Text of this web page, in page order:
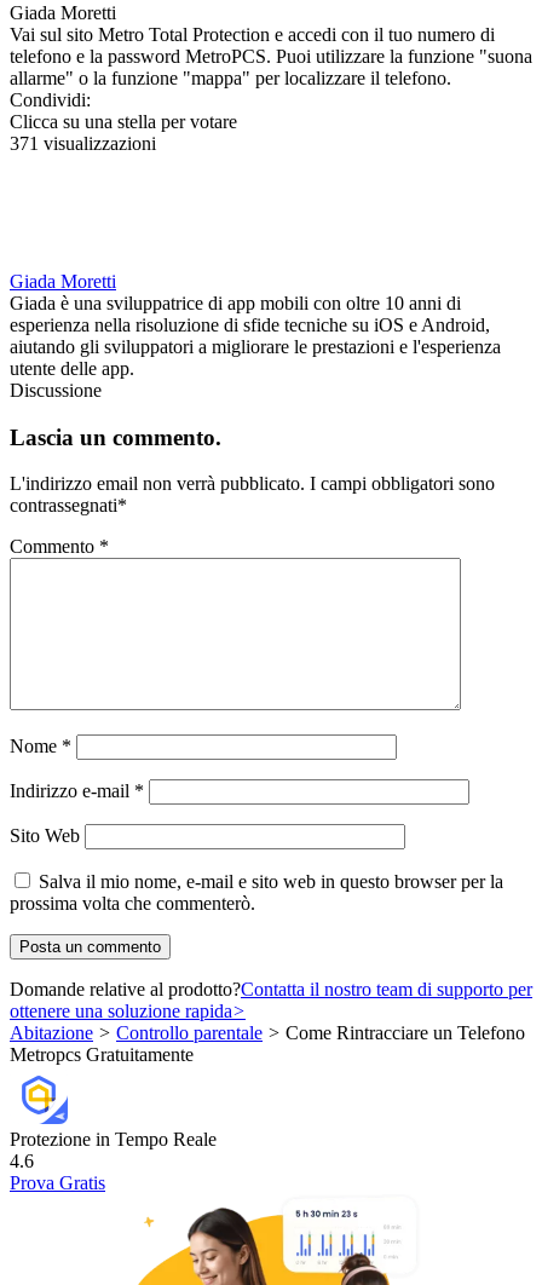
Giada Moretti
Vai sul sito Metro Total Protection e accedi con il tuo numero di
telefono e la password MetroPCS. Puoi utilizzare la funzione "suona
allarme" o la funzione "mappa" per localizzare il telefono.
Condividi:
Clicca su una stella per votare
371 visualizzazioni
Giada Moretti
Giada è una sviluppatrice di app mobili con oltre 10 anni di
esperienza nella risoluzione di sfide tecniche su iOS e Android,
aiutando gli sviluppatori a migliorare le prestazioni e l'esperienza
utente delle app.
Discussione
Lascia un commento.
L'indirizzo email non verrà pubblicato. I campi obbligatori sono
contrassegnati*
Commento *
Nome *
Indirizzo e-mail *
Sito Web
Salva il mio nome, e-mail e sito web in questo browser per la
prossima volta che commenterò.
Domande relative al prodotto?Contatta il nostro team di supporto per
ottenere una soluzione rapida>
Abitazione > Controllo parentale > Come Rintracciare un Telefono
Metropcs Gratuitamente
Protezione in Tempo Reale
4.6
Prova Gratis